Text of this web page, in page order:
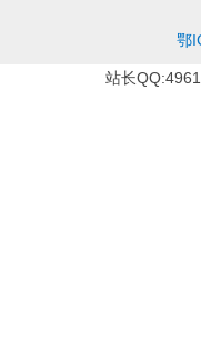
鄂
站长